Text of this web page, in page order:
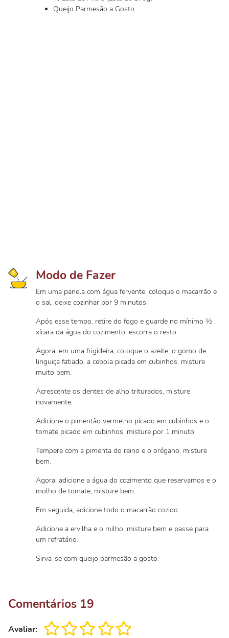
Queijo Parmesão a Gosto
Modo de Fazer
Em uma panela com água fervente, coloque o macarrão e
o sal, deixe cozinhar por 9 minutos.
Após esse tempo, retire do fogo e guarde no mínimo ½
xícara da água do cozimento, escorra o resto.
Agora, em uma frigideira, coloque o azeite, o gomo de
linguiça fatiado, a cebola picada em cubinhos, misture
muito bem.
Acrescente os dentes de alho triturados, misture
novamente.
Adicione o pimentão vermelho picado em cubinhos e o
tomate picado em cubinhos, misture por 1 minuto.
Tempere com a pimenta do reino e o orégano, misture
bem.
Agora, adicione a água do cozimento que reservamos e o
molho de tomate, misture bem.
Em seguida, adicione todo o macarrão cozido.
Adicione a ervilha e o milho, misture bem e passe para
um refratário.
Sirva-se com queijo parmesão a gosto.
Comentários 19
Avaliar: